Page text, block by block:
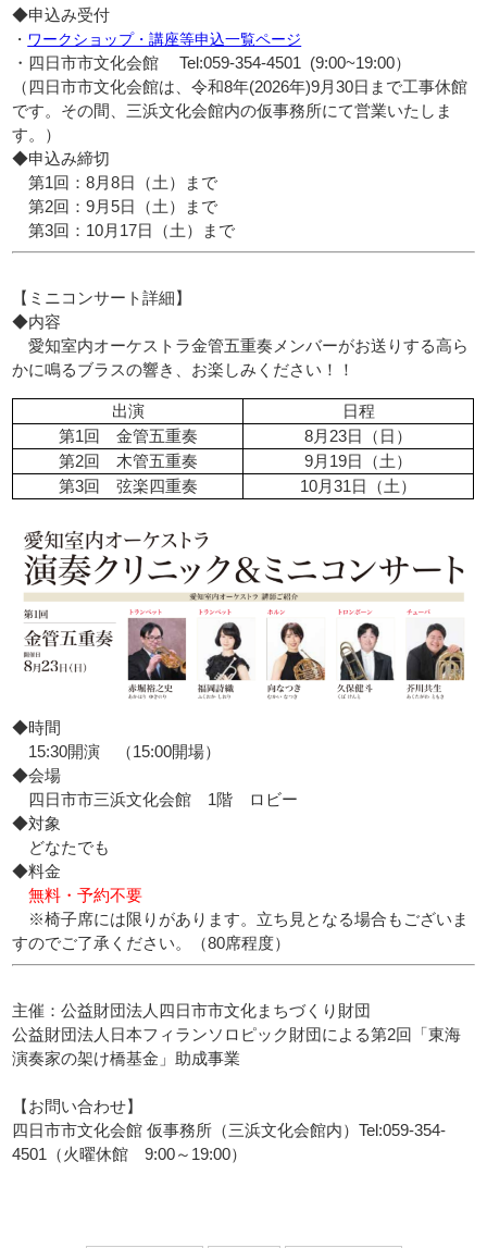
◆申込み受付
・ ワークショップ・講座等申込一覧ページ
・四日市市文化会館 Tel:059-354-4501 (9:00~19:00）
（四日市市文化会館は、令和8年(2026年)9月30日まで工事休館
です。その間、三浜文化会館内の仮事務所にて営業いたしま
す。）
◆申込み締切
第1回：8月8日（土）まで
第2回：9月5日（土）まで
第3回：10月17日（土）まで
【ミニコンサート詳細】
◆内容
愛知室内オーケストラ金管五重奏メンバーがお送りする高ら
かに鳴るブラスの響き、お楽しみください！！
出演
日程
第1回 金管五重奏
8月23日（日）
第2回 木管五重奏
9月19日（土）
第3回 弦楽四重奏
10月31日（土）
◆時間
15:30開演 （15:00開場）
◆会場
四日市市三浜文化会館 1階 ロビー
◆対象
どなたでも
◆料金
無料・予約不要
※椅子席には限りがあります。立ち見となる場合もございま
すのでご了承ください。（80席程度）
主催：公益財団法人四日市市文化まちづくり財団
公益財団法人日本フィランソロピック財団による第2回「東海
演奏家の架け橋基金」助成事業
【お問い合わせ】
四日市市文化会館 仮事務所（三浜文化会館内）Tel:059-354-
4501（火曜休館 9:00～19:00）